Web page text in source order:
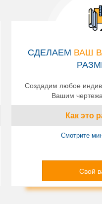
СДЕЛАЕМ ВАШ
Создадим любое
Вашим
Как это
Смотрите
Свой